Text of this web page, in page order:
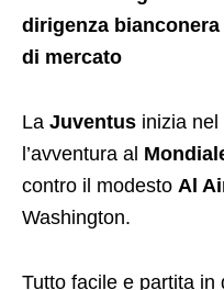
dirigenza
di mercato
La Juventus inizia
l’avventura al
contro il modesto Al
Washington.
Tutto facile e partita in